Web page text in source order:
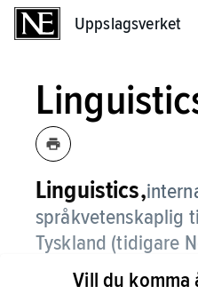
Uppslagsverket
Linguistics,
språkvetenskaplig
Tyskland (tidigare
sedan 1963.
Vill du komma